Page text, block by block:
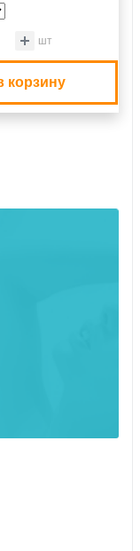
шт
корзину